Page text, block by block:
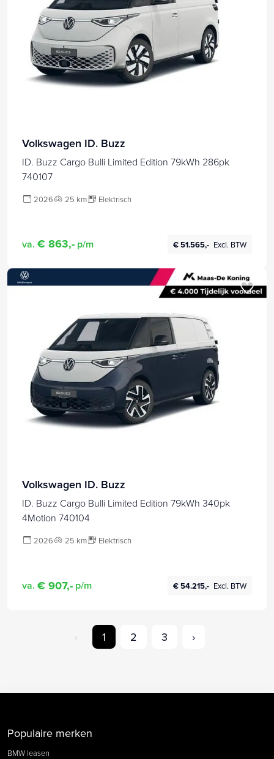
Volkswagen ID. Buzz
ID. Buzz Cargo Bulli Limited Edition 79kWh 286pk
740107
2026 25 km Elektrisch
va. € 863,- p/m € 51.565,- Excl. BTW
Volkswagen ID. Buzz
ID. Buzz Cargo Bulli Limited Edition 79kWh 340pk
4Motion 740104
2026 25 km Elektrisch
va. € 907,- p/m € 54.215,- Excl. BTW
‹ 1 2 3 ›
Populaire merken
BMW leasen